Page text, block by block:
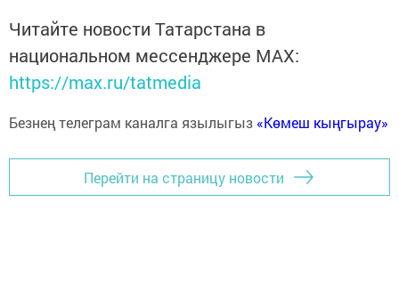
Читайте новости Татарстана в
национальном мессенджере MАХ:
https://max.ru/tatmedia
Безнең телеграм каналга язылыгыз «Көмеш кыңгырау»
Перейти на страницу новости